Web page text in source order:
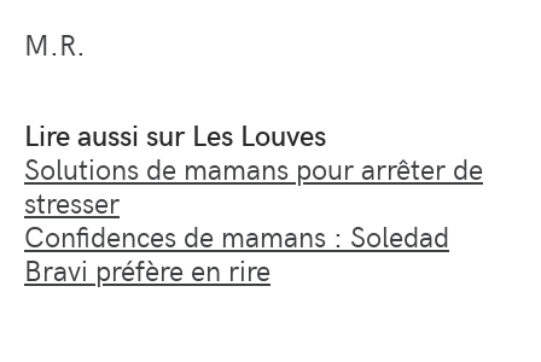
M.R.
Lire aussi sur Les Louves
Solutions de mamans pour arrêter de
stresser
Confidences de mamans : Soledad
Bravi préfère en rire